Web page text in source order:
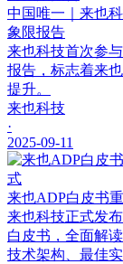
中国唯一｜来也
象限报告
来也科技首次参
报告，标志着来
提升。
来也科技
·
2025-09-11
来也ADP白皮书
来也科技正式发
白皮书，全面解
技术架构、最佳